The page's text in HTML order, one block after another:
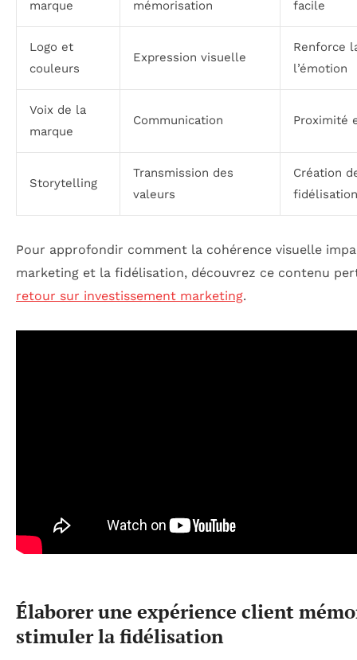
marque mémorisation facile
Logo et
couleurs
Expression visuelle
Renforce
l’émotion
Voix de la
marque
Communication Proximité
Storytelling
Transmission des
valeurs
Création
fidélisation
Pour approfondir comment la cohérence visuelle
marketing et la fidélisation, découvrez ce contenu
retour sur investissement marketing.
Élaborer une expérience client
stimuler la fidélisation